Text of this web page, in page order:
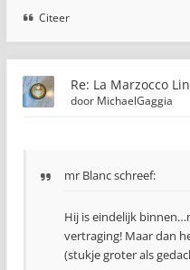
Citeer
Re: La Marzocco
door MichaelGaggia
mr Blanc schreef:
Hij is eindelijk
vertraging! Maar dan
(stukje groter als